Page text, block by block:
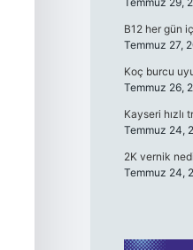
B12 her gün
Temmuz 27,
Koç burcu
Temmuz 26,
Kayseri hızlı
Temmuz 24,
2K vernik
Temmuz 24,